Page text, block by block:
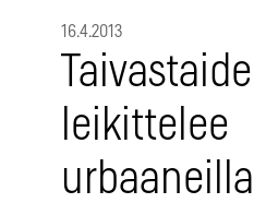
16.4.2013
Taivastaide
leikittelee
urbaaneilla